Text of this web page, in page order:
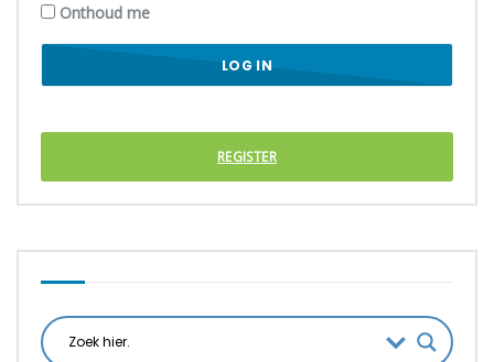
Onthoud me
REGISTER